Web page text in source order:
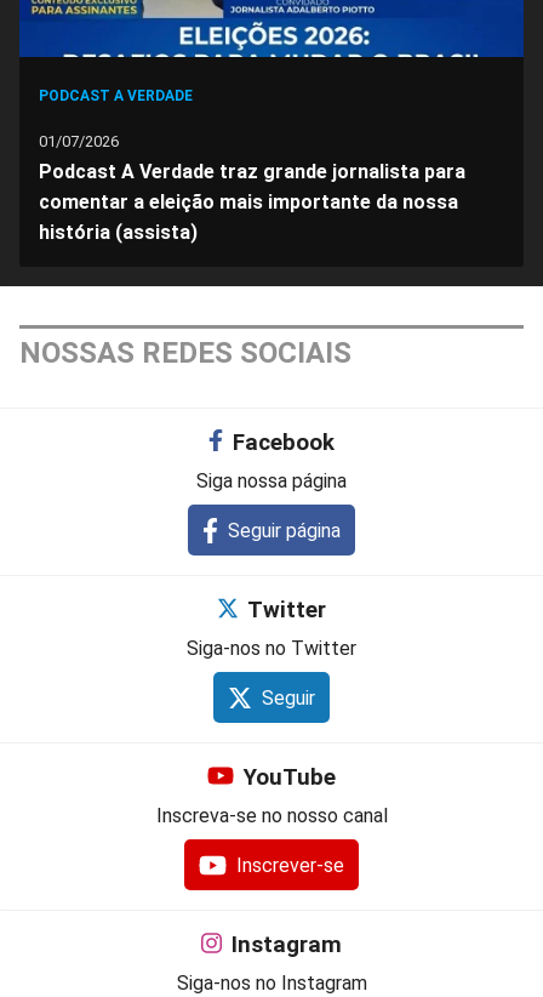
PODCAST A VERDADE
01/07/2026
Podcast A Verdade traz grande jornalista para
comentar a eleição mais importante da nossa
história (assista)
NOSSAS REDES SOCIAIS
Facebook
Siga nossa página
Seguir página
Twitter
Siga-nos no Twitter
Seguir
YouTube
Inscreva-se no nosso canal
Inscrever-se
Instagram
Siga-nos no Instagram